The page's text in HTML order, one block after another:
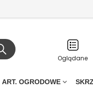
Oglądane
ART. OGRODOWE